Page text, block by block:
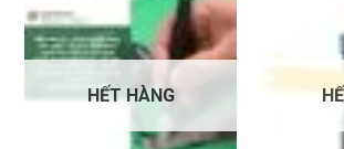
HẾT HÀNG